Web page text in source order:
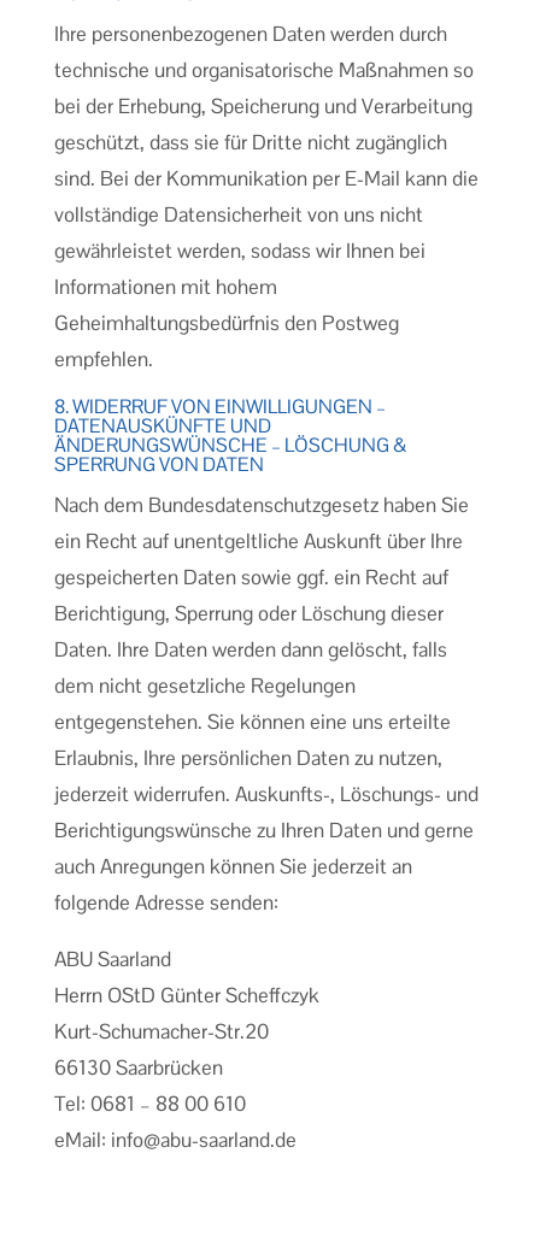
Ihre personenbezogenen Daten werden durch
technische und organisatorische Maßnahmen so
bei der Erhebung, Speicherung und Verarbeitung
geschützt, dass sie für Dritte nicht zugänglich
sind. Bei der Kommunikation per E-Mail kann die
vollständige Datensicherheit von uns nicht
gewährleistet werden, sodass wir Ihnen bei
Informationen mit hohem
Geheimhaltungsbedürfnis den Postweg
empfehlen.
8. WIDERRUF VON EINWILLIGUNGEN –
DATENAUSKÜNFTE UND
ÄNDERUNGSWÜNSCHE – LÖSCHUNG &
SPERRUNG VON DATEN
Nach dem Bundesdatenschutzgesetz haben Sie
ein Recht auf unentgeltliche Auskunft über Ihre
gespeicherten Daten sowie ggf. ein Recht auf
Berichtigung, Sperrung oder Löschung dieser
Daten. Ihre Daten werden dann gelöscht, falls
dem nicht gesetzliche Regelungen
entgegenstehen. Sie können eine uns erteilte
Erlaubnis, Ihre persönlichen Daten zu nutzen,
jederzeit widerrufen. Auskunfts-, Löschungs- und
Berichtigungswünsche zu Ihren Daten und gerne
auch Anregungen können Sie jederzeit an
folgende Adresse senden:
ABU Saarland
Herrn OStD Günter Scheffczyk
Kurt-Schumacher-Str.20
66130 Saarbrücken
Tel: 0681 – 88 00 610
eMail: info@abu-saarland.de